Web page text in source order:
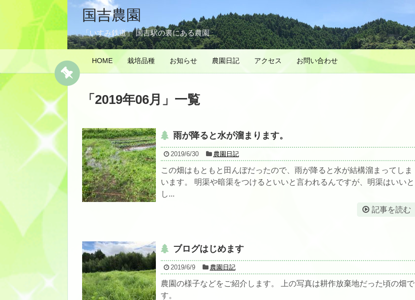
国吉農園
「いすみ鉄道」 国吉駅の裏にある農園
HOME 栽培品種 お知らせ 農園日記 アクセス お問い合わせ
「 2019年06月 」 一覧
雨が降ると水が溜まります。
2019/6/30 農園日記
この畑はもともと田んぼだったので、雨が降ると水が結構溜まってしま
います。 明渠や暗渠をつけるといいと言われるんですが、明渠はいいと
し...
記事を読む
ブログはじめます
2019/6/9 農園日記
農園の様子などをご紹介します。 上の写真は耕作放棄地だった頃の畑で
す。